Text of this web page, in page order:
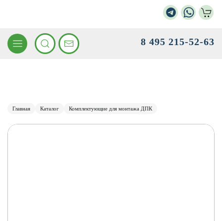
8 495 215-52-63
Главная Каталог Комплектующие для монтажа ДПК